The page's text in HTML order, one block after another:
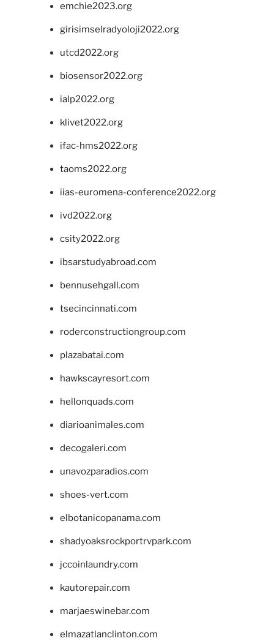
emchie2023.org
girisimselradyoloji2022.org
utcd2022.org
biosensor2022.org
ialp2022.org
klivet2022.org
ifac-hms2022.org
taoms2022.org
iias-euromena-conference2022.org
ivd2022.org
csity2022.org
ibsarstudyabroad.com
bennusehgall.com
tsecincinnati.com
roderconstructiongroup.com
plazabatai.com
hawkscayresort.com
hellonquads.com
diarioanimales.com
decogaleri.com
unavozparadios.com
shoes-vert.com
elbotanicopanama.com
shadyoaksrockportrvpark.com
jccoinlaundry.com
kautorepair.com
marjaeswinebar.com
elmazatlanclinton.com